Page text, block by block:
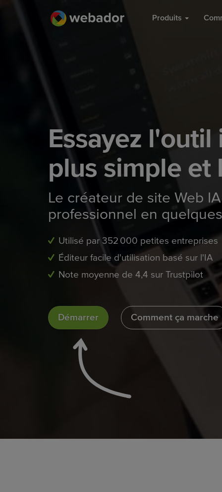
Produits
Essayez
plus simple et
Le créateur de site Web
professionnel en
Utilisé par 352 000 petites entreprises
Éditeur facile d'utilisation basé sur l'IA
Note moyenne de 4,4 sur Trustpilot
Démarrer Comment ça marche